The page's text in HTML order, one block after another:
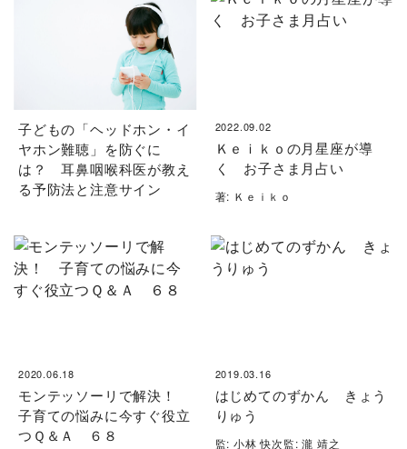
子どもの「ヘッドホン・イ
ヤホン難聴」を防ぐに
は？ 耳鼻咽喉科医が教え
る予防法と注意サイン
2022.09.02
Ｋｅｉｋｏの月星座が導
く お子さま月占い
著: Ｋｅｉｋｏ
2020.06.18
モンテッソーリで解決！
子育ての悩みに今すぐ役立
つＱ＆Ａ ６８
2019.03.16
はじめてのずかん きょう
りゅう
監: 小林 快次監: 瀧 靖之